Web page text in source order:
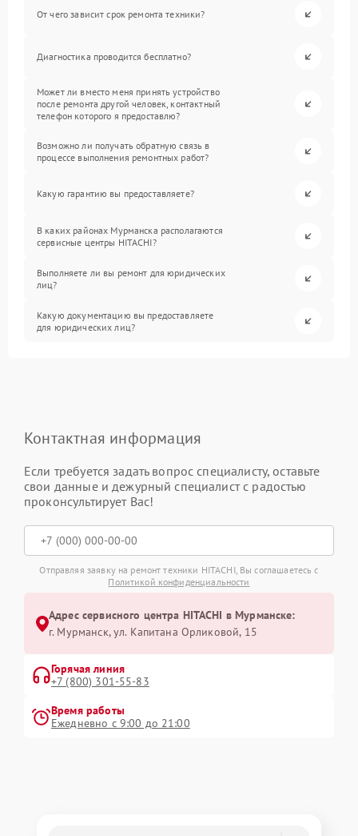
От чего зависит срок ремонта техники?
Диагностика проводится бесплатно?
Может ли вместо меня принять устройство
после ремонта другой человек, контактный
телефон которого я предоставлю?
Возможно ли получать обратную связь в
процессе выполнения ремонтных работ?
Какую гарантию вы предоставляете?
В каких районах Мурманска располагаются
сервисные центры HITACHI?
Выполняете ли вы ремонт для юридических
лиц?
Какую документацию вы предоставляете
для юридических лиц?
Контактная информация
Если требуется задать вопрос специалисту, оставьте
свои данные и дежурный специалист с радостью
проконсультирует Вас!
Отправляя заявку на ремонт техники HITACHI, Вы соглашаетесь с
Политикой конфиденциальности
Адрес сервисного центра HITACHI в Мурманске:
г. Мурманск, ул. Капитана Орликовой, 15
Горячая линия
+7 (800) 301-55-83
Время работы
Ежедневно с 9:00 до 21:00